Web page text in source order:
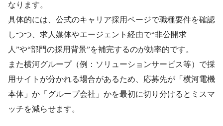
なります。
具体的には、公式のキャリア採用ページで職種要件を確認
しつつ、求人媒体やエージェント経由で“非公開求
人”や“部門の採用背景”を補完するのが効率的です。
また横河グループ（例：ソリューションサービス等）で採
用サイトが分かれる場合があるため、応募先が「横河電機
本体」か「グループ会社」かを最初に切り分けるとミスマ
ッチを減らせます。